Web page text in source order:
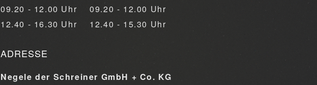
09.20 - 12.00 Uhr
12.40 - 16.30 Uhr
09.20 - 12.00 Uhr
12.40 - 15.30 Uhr
ADRESSE
Negele der Schreiner GmbH + Co. KG